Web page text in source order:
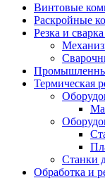
Винтовые
Раскройные
Резка и
Термическая
Станки
Обработка и